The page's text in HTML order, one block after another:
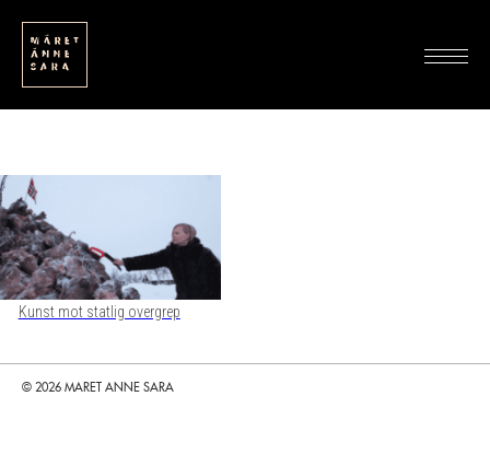
Kunst mot statlig overgrep
© 2026 MARET ANNE SARA